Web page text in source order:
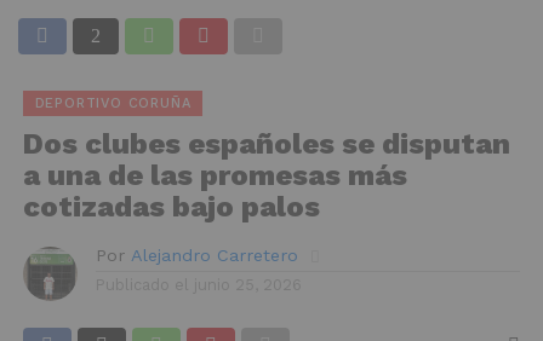
DEPORTIVO CORUÑA
Dos clubes españoles se disputan
a una de las promesas más
cotizadas bajo palos
Por Alejandro Carretero